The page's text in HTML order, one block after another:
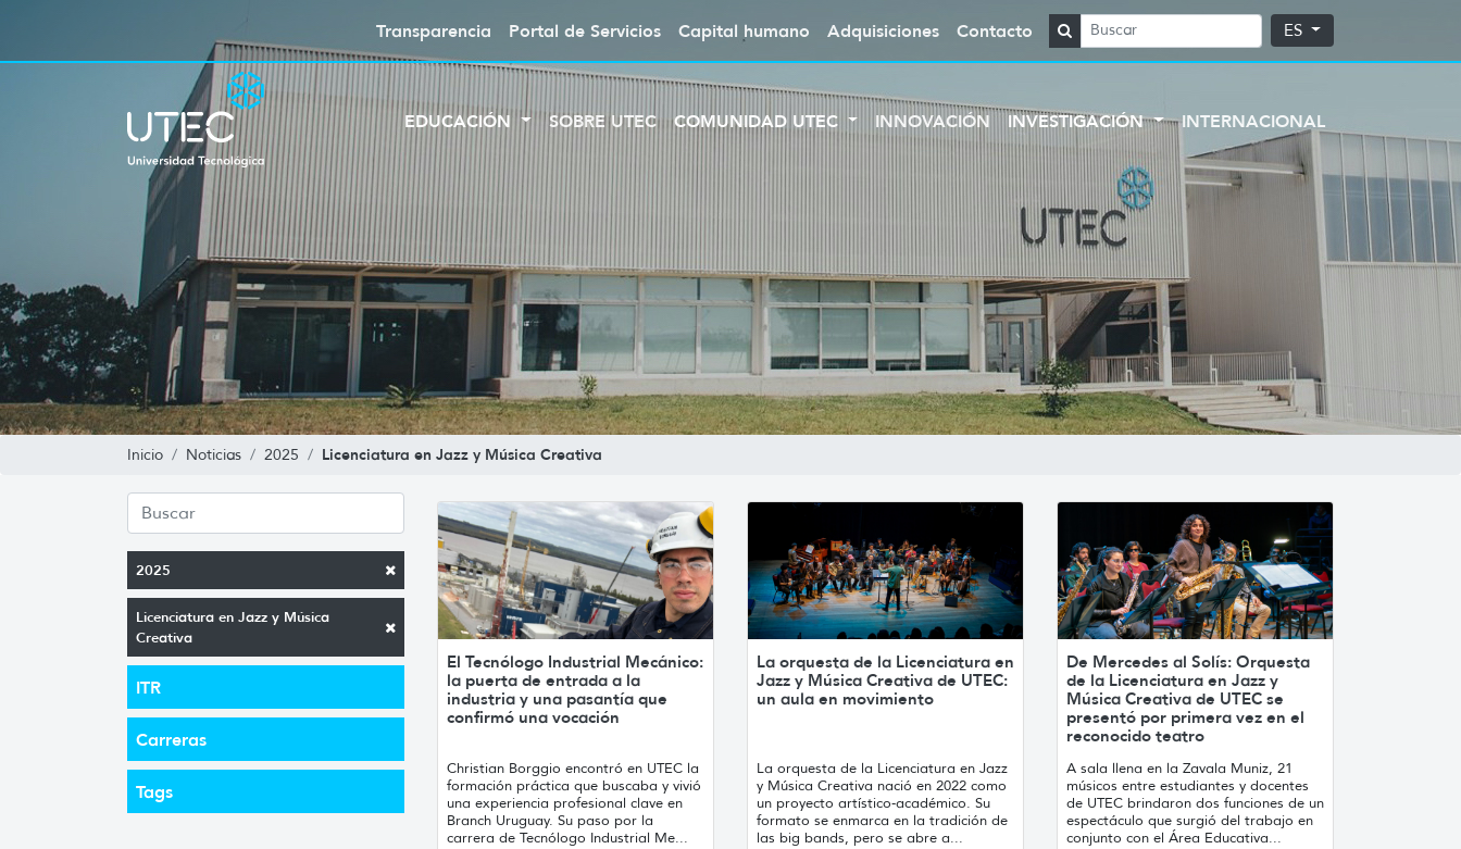
Transparencia Portal de Servicios Capital humano Adquisiciones Contacto ES
EDUCACIÓN SOBRE UTEC COMUNIDAD UTEC INNOVACIÓN INVESTIGACIÓN INTERNACIONAL
Inicio Noticias 2025 Licenciatura en Jazz y Música Creativa
2025
Licenciatura en Jazz y Música
Creativa
ITR
Carreras
Tags
El Tecnólogo Industrial Mecánico:
la puerta de entrada a la
industria y una pasantía que
confirmó una vocación
Christian Borggio encontró en UTEC la
formación práctica que buscaba y vivió
una experiencia profesional clave en
Branch Uruguay. Su paso por la
carrera de Tecnólogo Industrial Me...
La orquesta de la Licenciatura en
Jazz y Música Creativa de UTEC:
un aula en movimiento
La orquesta de la Licenciatura en Jazz
y Música Creativa nació en 2022 como
un proyecto artístico-académico. Su
formato se enmarca en la tradición de
las big bands, pero se abre a...
De Mercedes al Solís: Orquesta
de la Licenciatura en Jazz y
Música Creativa de UTEC se
presentó por primera vez en el
reconocido teatro
A sala llena en la Zavala Muniz, 21
músicos entre estudiantes y docentes
de UTEC brindaron dos funciones de un
espectáculo que surgió del trabajo en
conjunto con el Área Educativa...